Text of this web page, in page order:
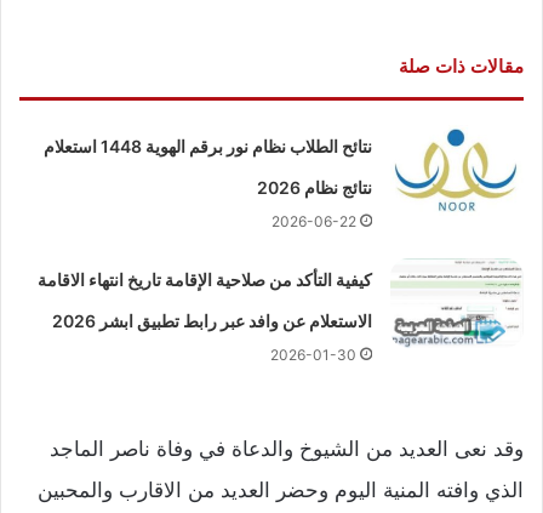
مقالات ذات صلة
نتائح الطلاب نظام نور برقم الهوية 1448 استعلام
نتائج نظام 2026
2026-06-22
كيفية التأكد من صلاحية الإقامة تاريخ انتهاء الاقامة
الاستعلام عن وافد عبر رابط تطبيق ابشر 2026
2026-01-30
وقد نعى العديد من الشيوخ والدعاة في وفاة ناصر الماجد
الذي وافته المنية اليوم وحضر العديد من الاقارب والمحبين